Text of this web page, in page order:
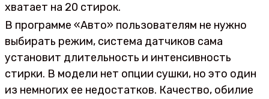
хватает на 20 стирок.
В программе «Авто» пользователям не нужно
выбирать режим, система датчиков сама
установит длительность и интенсивность
стирки. В модели нет опции сушки, но это один
из немногих ее недостатков. Качество, обилие